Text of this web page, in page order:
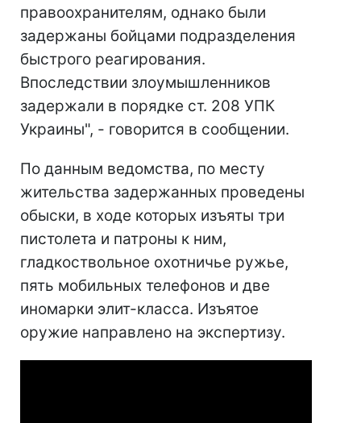
правоохранителям, однако были
задержаны бойцами подразделения
быстрого реагирования.
Впоследствии злоумышленников
задержали в порядке ст. 208 УПК
Украины", - говорится в сообщении.
По данным ведомства, по месту
жительства задержанных проведены
обыски, в ходе которых изъяты три
пистолета и патроны к ним,
гладкоствольное охотничье ружье,
пять мобильных телефонов и две
иномарки элит-класса. Изъятое
оружие направлено на экспертизу.